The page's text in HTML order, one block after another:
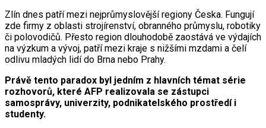
Zlín dnes patří mezi nejprůmyslovější regiony Česka. Fungují
zde firmy z oblasti strojírenství, obranného průmyslu, robotiky
či polovodičů. Přesto region dlouhodobě zaostává ve výdajích
na výzkum a vývoj, patří mezi kraje s nižšími mzdami a čelí
odlivu mladých lidí do Brna nebo Prahy.
Právě tento paradox byl jedním z hlavních témat série
rozhovorů, které AFP realizovala se zástupci
samosprávy, univerzity, podnikatelského prostředí i
studenty.